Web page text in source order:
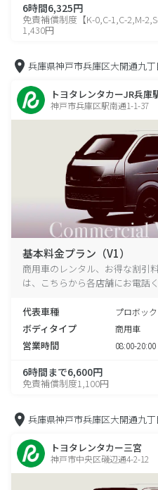
6時間6,325円
免責補償制度【K-0,C-1,C-2,M-2,S-
1,430円
兵庫県神戸市兵庫区大開通九丁
トヨタレンタカーJR兵庫
神戸市兵庫区駅南通1-1-37
基本料金プラン（V1）
商用車のレンタル、お得な割引
は、こちらから各店舗にお電話く
代表車種 プロボッ
ボディタイプ 商用車
営業時間 08:00-20:00
6時間まで6,600円
免責補償制度1,100円
兵庫県神戸市兵庫区大開通九丁
トヨタレンタカー三宮
神戸市中央区磯辺通4-2-12